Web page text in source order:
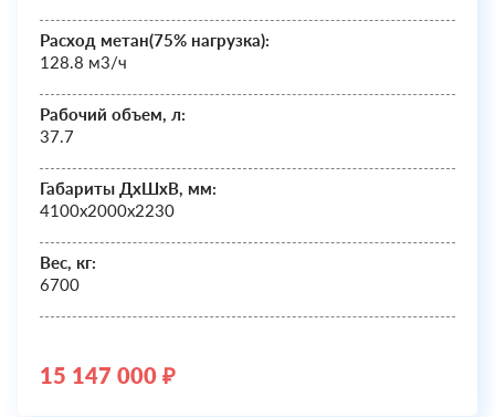
Расход метан(75% нагрузка):
128.8 м3/ч
Рабочий объем, л:
37.7
Габариты ДхШxВ, мм:
4100х2000х2230
Вес, кг:
6700
15 147 000 ₽